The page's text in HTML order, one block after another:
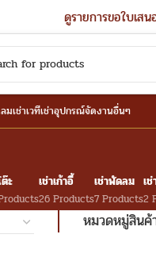
ดูรายการขอใบเสน
มเช่าเวทีเช่าอุปกรณ์จัดงานอื่นๆ
ต๊ะ เช่าเก้าอี้
26 Products
เช่าพัดลม
7 Products
เช่
2
หมวดหมู่สินค้